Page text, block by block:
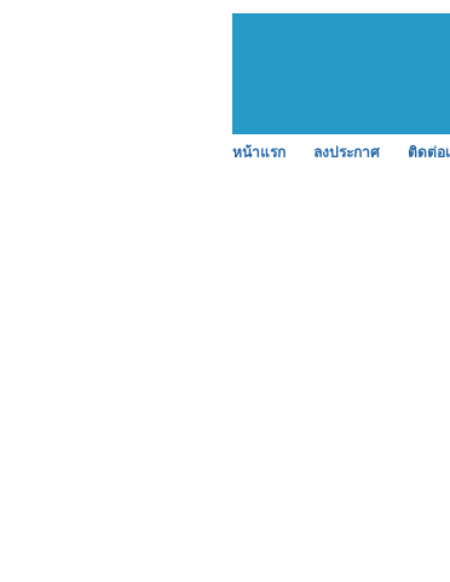
หน้าแรก ลงประกาศ ติดต่อ